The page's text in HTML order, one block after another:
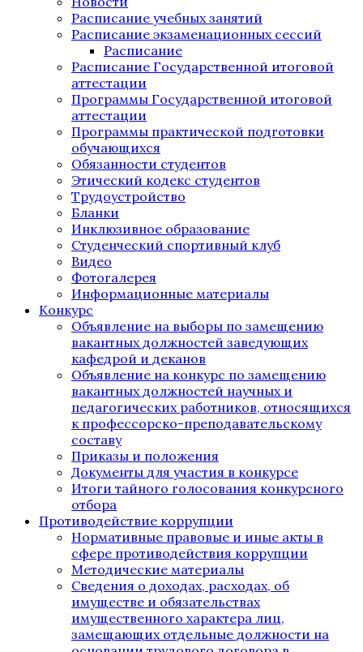
Расписание учебных занятий
Расписание экзаменационных сессий
Расписание
Расписание Государственной итоговой
аттестации
Программы Государственной итоговой
аттестации
Программы практической подготовки
обучающихся
Обязанности студентов
Этический кодекс студентов
Трудоустройство
Бланки
Инклюзивное образование
Студенческий спортивный клуб
Видео
Фотогалерея
Информационные материалы
Конкурс
Объявление на выборы по замещению
вакантных должностей заведующих
кафедрой и деканов
Объявление на конкурс по замещению
вакантных должностей научных и
педагогических работников, относящихся
к профессорско-преподавательскому
составу
Приказы и положения
Документы для участия в конкурсе
Итоги тайного голосования конкурсного
отбора
Противодействие коррупции
Нормативные правовые и иные акты в
сфере противодействия коррупции
Методические материалы
Сведения о доходах, расходах, об
имуществе и обязательствах
имущественного характера лиц,
замещающих отдельные должности на